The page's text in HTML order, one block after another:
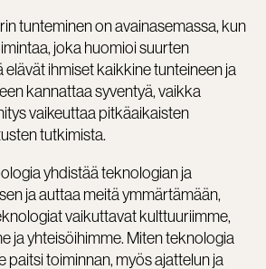
tunteminen on avainasemassa, kun
joka huomioi suurten
elävät ihmiset kaikkine tunteineen ja
kannattaa syventyä, vaikka
vaikeuttaa pitkäaikaisten
tutkimista.
yhdistää teknologian ja
ja auttaa meitä ymmärtämään,
vaikuttavat kulttuuriimme,
ja yhteisöihimme. Miten teknologia
paitsi toiminnan, myös ajattelun ja